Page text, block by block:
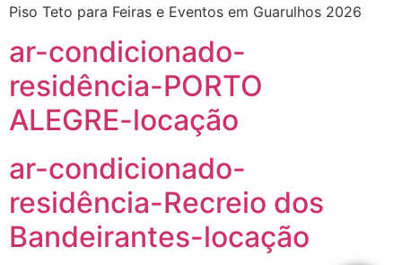
Piso Teto para Feiras e Eventos em Guarulhos 2026
ar-condicionado-
residência-PORTO
ALEGRE-locação
ar-condicionado-
residência-Recreio dos
Bandeirantes-locação